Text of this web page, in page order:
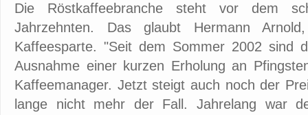
Die Röstkaffeebranche steht vor dem
Jahrzehnten. Das glaubt Hermann
Kaffeesparte. "Seit dem Sommer 2002 sind
Ausnahme einer kurzen Erholung an
Kaffeemanager. Jetzt steigt auch noch der
lange nicht mehr der Fall. Jahrelang war